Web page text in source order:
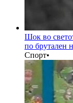
Шок во
по брутален
Спорт•